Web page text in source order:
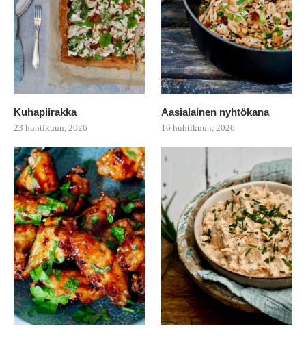
Kuhapiirakka
23 huhtikuun, 2026
Aasialainen nyhtökana
16 huhtikuun, 2026